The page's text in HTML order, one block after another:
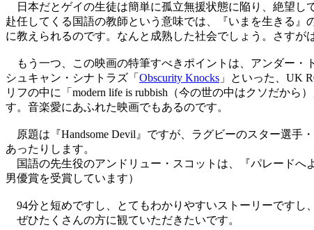
日本だとゲイの生徒は簡単に孤立無援状態に陥り、絶望し
赴任してくる国語の教師という意味では、『いまを生きる
に教えられるのです。なんと成熟した社会でしょう。さすが
もう一つ、この映画の特筆すべきポイントは、アンダー・
シュキャン・シナトラズ「 Obscurity Knocks 」といった、UK
リフの中に「modern life is rubbish（今の世の中はクソだか
す。音楽愛にあふれた映画でもあるのです。
原題は『Handsome Devil』ですが、ラグビーのスター選手
あったりします。
国語の先生役のアンドリュー・スコットは、『パレードへ
男優賞を受賞しています）
94分と短めですし、とてもわかりやすいストーリーですし
ぜひたくさんの方に観ていただきたいです。